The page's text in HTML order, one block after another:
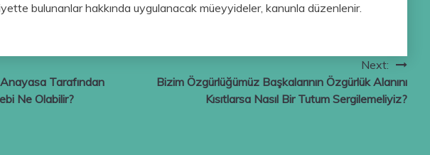
bulunanlar hakkında uygulanacak müeyyideler, kanunla düzenlenir.
Tarafından
Ne Olabilir?
Next:
Bizim Özgürlüğümüz Başkalarının Özgürlük Alanını
Kısıtlarsa Nasıl Bir Tutum Sergilemeliyiz?